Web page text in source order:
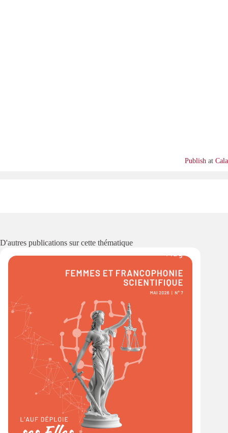
Publish at
D'autres publications sur cette thématique